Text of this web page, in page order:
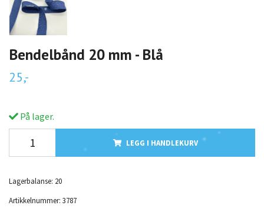
Bendelbånd 20 mm - Blå
25,-
På lager.
LEGG I HANDLEKURV
Lagerbalanse: 20
Artikkelnummer: 3787